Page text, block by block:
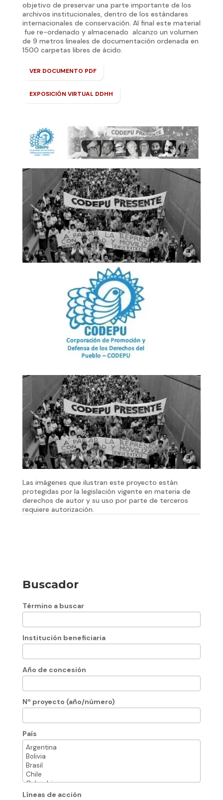
objetivo de preservar una parte importante de los
archivos institucionales, dentro de los estándares
internacionales de conservación. Al final este material
fue re-ordenado y almacenado alcanzo un volumen
de 9 metros lineales de documentación ordenada en
1500 carpetas libres de ácido.
VER DOCUMENTO PDF
EXPOSICIÓN VIRTUAL DDHH
Las imágenes que ilustran este proyecto están
protegidas por la legislación vigente en materia de
derechos de autor y su uso por parte de terceros
requiere autorización.
Buscador
Término a buscar
Institución beneficiaria
Año de concesión
Nº proyecto (año/número)
País
Líneas de acción